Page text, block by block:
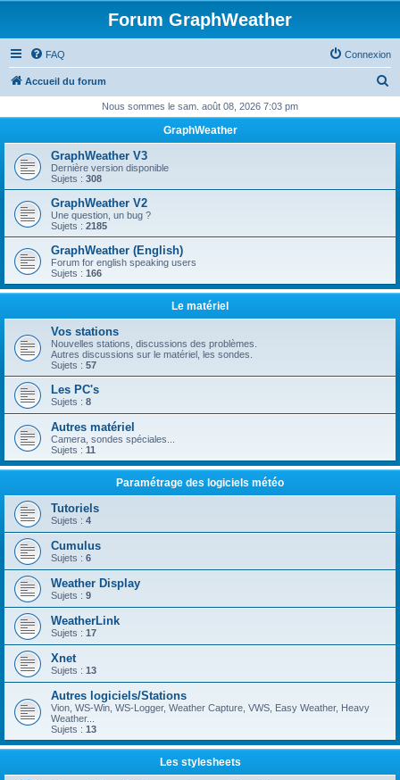
Forum GraphWeather
FAQ Connexion
Accueil du forum
h
r
Nous sommes le sam. août 08, 2026 7:03 pm
GraphWeather
GraphWeather V3
Dernière version disponible
Sujets : 308
GraphWeather V2
Une question, un bug ?
Sujets : 2185
GraphWeather (English)
Forum for english speaking users
Sujets : 166
Le matériel
Vos stations
Nouvelles stations, discussions des problèmes.
Autres discussions sur le matériel, les sondes.
Sujets : 57
Les PC's
Sujets : 8
Autres matériel
Camera, sondes spéciales...
Sujets : 11
Paramétrage des logiciels météo
Tutoriels
Sujets : 4
Cumulus
Sujets : 6
Weather Display
Sujets : 9
WeatherLink
Sujets : 17
Xnet
Sujets : 13
Autres logiciels/Stations
Vion, WS-Win, WS-Logger, Weather Capture, VWS, Easy Weather, Heavy
Weather...
Sujets : 13
Les stylesheets